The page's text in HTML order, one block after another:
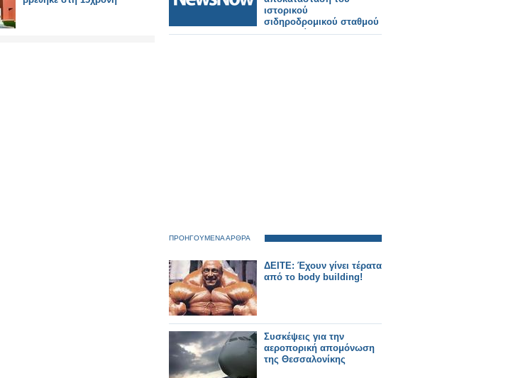
ιστορικού
σιδηροδρομικού σταθμού
για να μείνουν οι
ΠΡΟΗΓΟΥΜΕΝΑ ΑΡΘΡΑ
ΔΕΙΤΕ: Έχουν γίνει τέρατα
από το body building!
Συσκέψεις για την
αεροπορική απομόνωση
της Θεσσαλονίκης